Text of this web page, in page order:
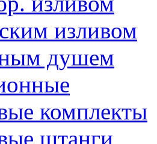
изливом
душем
комплекты
штанги